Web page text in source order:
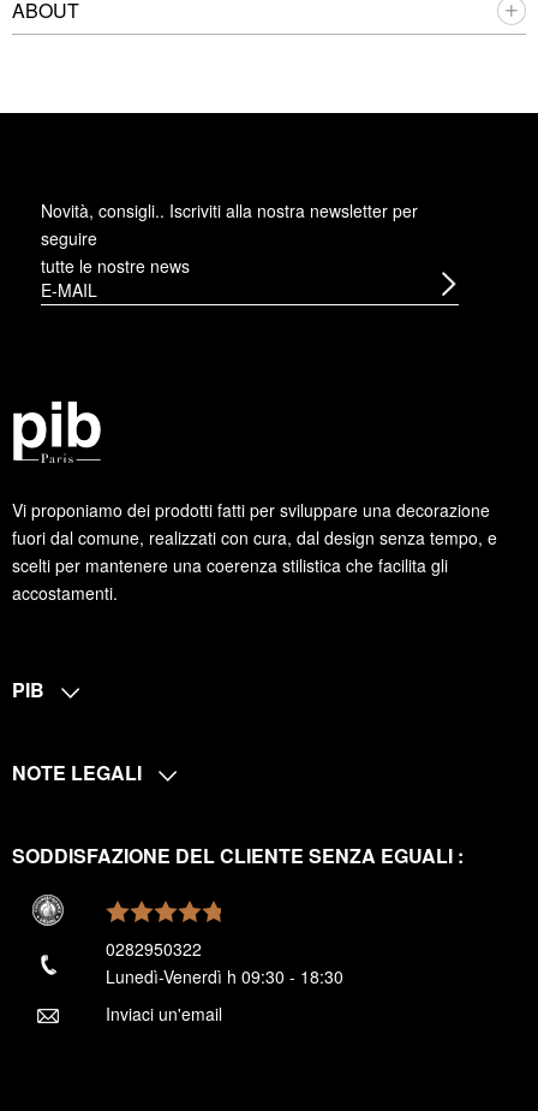
ABOUT
Vi proponiamo dei prodotti fatti per sviluppare una decorazione
fuori dal comune, realizzati con cura, dal design senza tempo, e
scelti per mantenere una coerenza stilistica che facilita gli
accostamenti.
Novità, consigli.. Iscriviti alla nostra newsletter per
seguire
tutte le nostre news
PIB
NOTE LEGALI
SODDISFAZIONE DEL CLIENTE SENZA EGUALI :
0282950322
Lunedì-Venerdì h 09:30 - 18:30
Inviaci un'email